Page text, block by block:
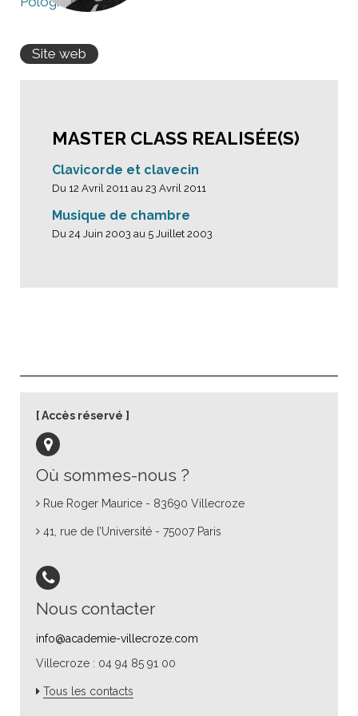
Site web
MASTER CLASS REALISÉE(S)
Clavicorde et clavecin
Du 12 Avril 2011 au 23 Avril 2011
Musique de chambre
Du 24 Juin 2003 au 5 Juillet 2003
Où sommes-nous ?
Rue Roger Maurice - 83690 Villecroze
41, rue de l’Université - 75007 Paris
Nous contacter
info@academie-villecroze.com
Villecroze : 04 94 85 91 00
Tous les contacts
Accès réservé